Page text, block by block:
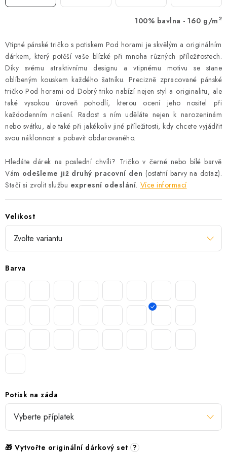
100% bavlna - 160 g/m 2
Vtipné pánské tričko s potiskem Pod horami je skvělým a originálním
dárkem, který potěší vaše blízké při mnoha různých příležitostech.
Díky svému atraktivnímu designu a vtipnému motivu se stane
oblíbeným kouskem každého šatníku. Precizně zpracované pánské
tričko Pod horami od Dobrý triko nabízí nejen styl a originalitu, ale
také vysokou úroveň pohodlí, kterou ocení jeho nositel při
každodenním nošení. Radost s ním uděláte nejen k narozeninám
nebo svátku, ale také při jakékoliv jiné příležitosti, kdy chcete vyjádřit
svou náklonnost a pobavit obdarovaného.
Hledáte dárek na poslední chvíli? Tričko v černé nebo bílé barvě
Vám odešleme již druhý pracovní den (ostatní barvy na dotaz).
Stačí si zvolit službu expresní odeslání. Více informací
Velikost
Barva
Potisk na záda
🎁 Vytvořte originální dárkový set ?